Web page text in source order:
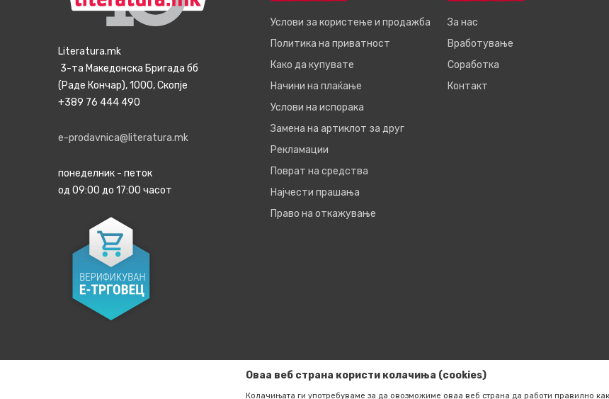
Literatura.mk
3-та Македонска Бригада бб
(Раде Кончар), 1000, Скопје
+389 76 444 490
e-prodavnica@literatura.mk
понеделник - петок
од 09:00 до 17:00 часот
Услови за користење и продажба
Политика на приватност
Како да купувате
Начини на плаќање
Услови на испорака
Замена на артиклот за друг
Рекламации
Поврат на средства
Најчести прашања
Право на откажување
За нас
Вработување
Соработка
Контакт
Оваа веб страна користи колачиња (cookies)
Колачињата ги употребуваме за да овозможиме оваа веб страна да работи правилно